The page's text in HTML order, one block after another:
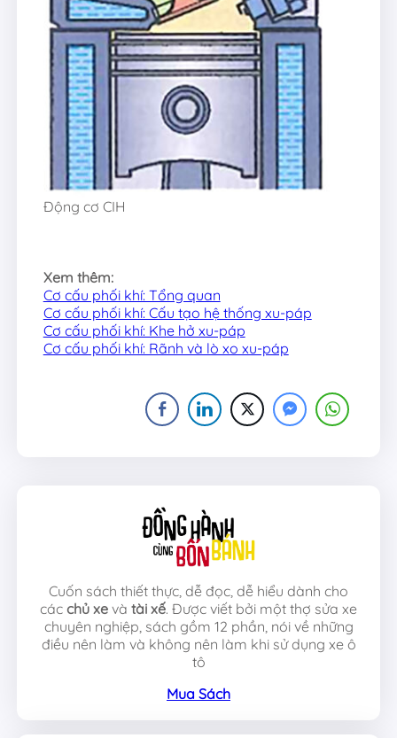
Động cơ CIH
Xem thêm:
Cơ cấu phối khí: Tổng quan
Cơ cấu phối khí: Cấu tạo hệ thống xu-páp
Cơ cấu phối khí: Khe hở xu-páp
Cơ cấu phối khí: Rãnh và lò xo xu-páp
Cuốn sách thiết thực, dễ đọc, dễ hiểu dành cho
các chủ xe và tài xế. Được viết bởi một thợ sửa xe
chuyên nghiệp, sách gồm 12 phần, nói về những
điều nên làm và không nên làm khi sử dụng xe ô
tô
Mua Sách